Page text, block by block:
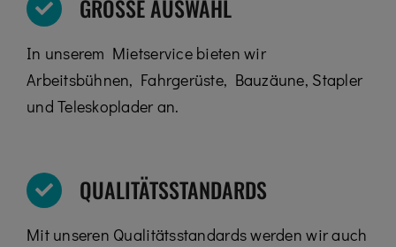
GROSSE AUSWAHL
In unserem Mietservice bieten wir
Arbeitsbühnen, Fahrgerüste, Bauzäune, Stapler
und Teleskoplader an.
QUALITÄTSSTANDARDS
Mit unseren Qualitätsstandards werden wir auch